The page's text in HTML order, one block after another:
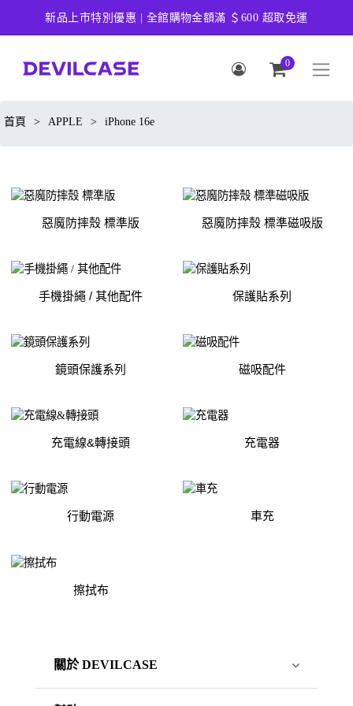
新品上市特別優惠 | 全館購物金額滿 ＄600 超取免運
0
首頁 > APPLE > iPhone 16e
惡魔防摔殼 標準版 惡魔防摔殼 標準磁吸版
手機掛繩 / 其他配件 保護貼系列
鏡頭保護系列 磁吸配件
充電線&轉接頭 充電器
行動電源 車充
擦拭布
關於 DEVILCASE